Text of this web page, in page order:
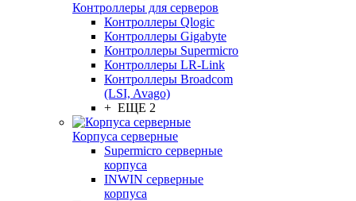
Контроллеры для серверов
Контроллеры Qlogic
Контроллеры Gigabyte
Контроллеры Supermicro
Контроллеры LR-Link
Контроллеры Broadcom
(LSI, Avago)
+ ЕЩЕ 2
Корпуса серверные
Supermicro серверные
корпуса
INWIN серверные
корпуса